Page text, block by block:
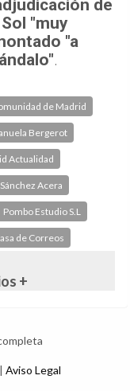
de
"muy
"a
.
de Madrid
Bergerot
Actualidad
Acera
Pombo Estudio S.L
de Correos
+
| Aviso Legal